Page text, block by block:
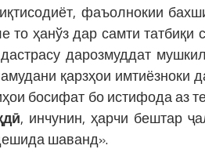
фаъолнокии
ҳанўз дар самти татбиқи
дарозмуддат
қарзҳои имтиёзноки
босифат бо истифода аз
, инчунин, ҳарчи бештар
шаванд».